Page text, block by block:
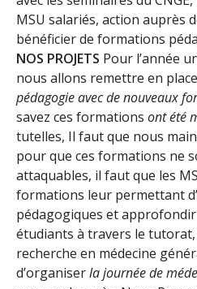
MSU salariés, action auprès
bénéficier de formations
NOS PROJETS Pour l’année
nous allons remettre en
pédagogie avec de nouveaux
savez ces formations ont été
tutelles, Il faut que nous
pour que ces formations ne
attaquables, il faut que les
formations leur permettant
pédagogiques et approfondir
étudiants à travers le
recherche en médecine
d’organiserla journée de